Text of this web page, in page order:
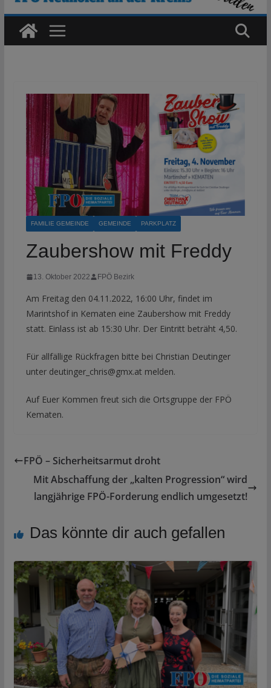
FAMILIE GEMEINDE GEMEINDE PARKPLATZ
Zaubershow mit Freddy
13. Oktober 2022 FPÖ Bezirk
Am Freitag den 04.11.2022, 16:00 Uhr, findet im
Marintshof in Kematen eine Zaubershow mit Freddy
statt. Einlass ist ab 15:30 Uhr. Der Eintritt beträht 4,50.
Für allfällige Rückfragen bitte bei Christian Deutinger
unter deutinger_chris@gmx.at melden.
Auf Euer Kommen freut sich die Ortsgruppe der FPÖ
Kematen.
FPÖ – Sicherheitsarmut droht
Mit Abschaffung der „kalten Progression“ wird
langjährige FPÖ-Forderung endlich umgesetzt!
Das könnte dir auch gefallen